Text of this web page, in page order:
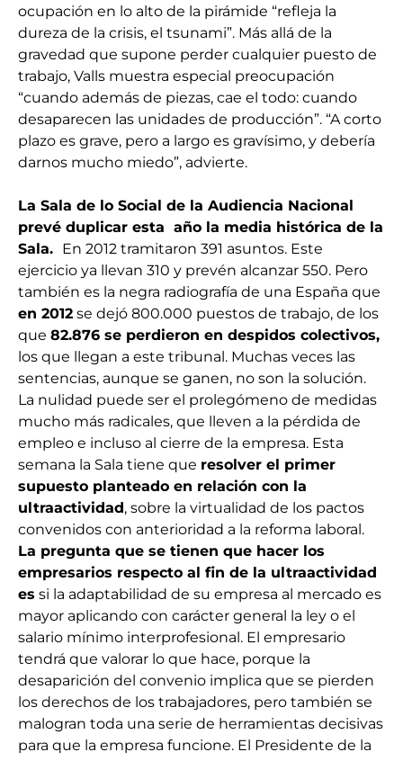
ocupación en lo alto de la pirámide “refleja la
dureza de la crisis, el tsunami”. Más allá de la
gravedad que supone perder cualquier puesto de
trabajo, Valls muestra especial preocupación
“cuando además de piezas, cae el todo: cuando
desaparecen las unidades de producción”. “A corto
plazo es grave, pero a largo es gravísimo, y debería
darnos mucho miedo”, advierte.
La Sala de lo Social de la Audiencia Nacional
prevé duplicar esta año la media histórica de la
Sala. En 2012 tramitaron 391 asuntos. Este
ejercicio ya llevan 310 y prevén alcanzar 550. Pero
también es la negra radiografía de una España que
en 2012 se dejó 800.000 puestos de trabajo, de los
que 82.876 se perdieron en despidos colectivos,
los que llegan a este tribunal. Muchas veces las
sentencias, aunque se ganen, no son la solución.
La nulidad puede ser el prolegómeno de medidas
mucho más radicales, que lleven a la pérdida de
empleo e incluso al cierre de la empresa. Esta
semana la Sala tiene que resolver el primer
supuesto planteado en relación con la
ultraactividad, sobre la virtualidad de los pactos
convenidos con anterioridad a la reforma laboral.
La pregunta que se tienen que hacer los
empresarios respecto al fin de la ultraactividad
es si la adaptabilidad de su empresa al mercado es
mayor aplicando con carácter general la ley o el
salario mínimo interprofesional. El empresario
tendrá que valorar lo que hace, porque la
desaparición del convenio implica que se pierden
los derechos de los trabajadores, pero también se
malogran toda una serie de herramientas decisivas
para que la empresa funcione. El Presidente de la